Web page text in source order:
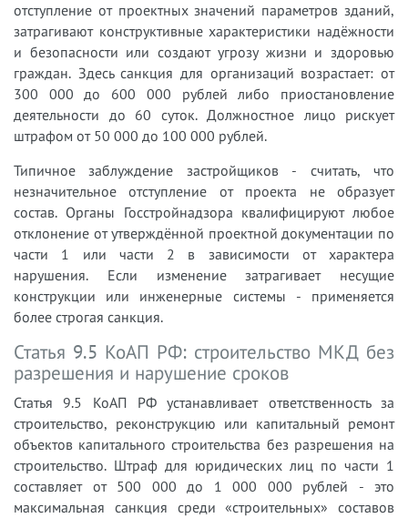
отступление от проектных значений параметров зданий,
затрагивают конструктивные характеристики надёжности
и безопасности или создают угрозу жизни и здоровью
граждан. Здесь санкция для организаций возрастает: от
300 000 до 600 000 рублей либо приостановление
деятельности до 60 суток. Должностное лицо рискует
штрафом от 50 000 до 100 000 рублей.
Типичное заблуждение застройщиков - считать, что
незначительное отступление от проекта не образует
состав. Органы Госстройнадзора квалифицируют любое
отклонение от утверждённой проектной документации по
части 1 или части 2 в зависимости от характера
нарушения. Если изменение затрагивает несущие
конструкции или инженерные системы - применяется
более строгая санкция.
Статья 9.5 КоАП РФ: строительство МКД без
разрешения и нарушение сроков
Статья 9.5 КоАП РФ устанавливает ответственность за
строительство, реконструкцию или капитальный ремонт
объектов капитального строительства без разрешения на
строительство. Штраф для юридических лиц по части 1
составляет от 500 000 до 1 000 000 рублей - это
максимальная санкция среди «строительных» составов